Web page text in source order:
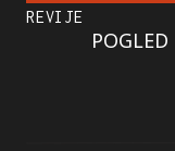
REVIJE